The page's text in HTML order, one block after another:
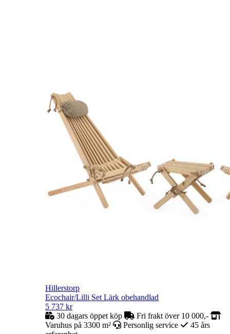
Hillerstorp
Ecochair/Lilli Set Lärk obehandlad
5 737 kr
30 dagars öppet köp
Fri frakt över 10 000,-
Varuhus på 3300 m²
Personlig service
45 års